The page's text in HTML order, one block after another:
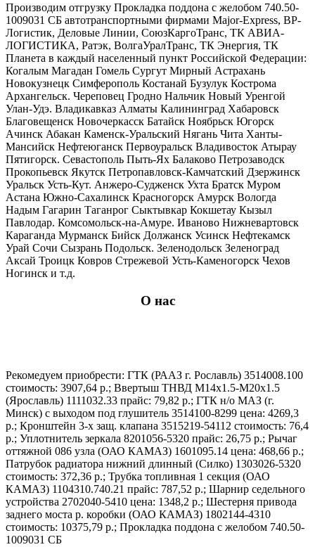
Производим отгрузку Прокладка поддона с желобом 740.50-
1009031 СБ автотранспортными фирмами Major-Express, ВР-
Логистик, Деловые Линии, СоюзКаргоТранс, ТК АВИА-
ЛОГИСТИКА, Ратэк, ВолгаУралТранс, ТК Энергия, ТК
Планета в каждый населенный пункт Российской Федерации:
Когалым Магадан Гомель Сургут Мирный Астрахань
Новокузнецк Симферополь Костанай Бузулук Кострома
Архангельск. Череповец Гродно Нальчик Новый Уренгой
Улан-Удэ. Владикавказ Алматы Калининград Хабаровск
Благовещенск Новочеркасск Батайск Ноябрьск Югорск
Ачинск Абакан Каменск-Уральский Нягань Чита Ханты-
Мансийск Нефтеюганск Первоуральск Владивосток Атырау
Пятигорск. Севастополь Пыть-Ях Балаково Петрозаводск
Прокопьевск Якутск Петропавловск-Камчатский Дзержинск
Уральск Усть-Кут. Анжеро-Судженск Ухта Братск Муром
Астана Южно-Сахалинск Красногорск Амурск Вологда
Надым Гагарин Таганрог Сыктывкар Кокшетау Кызыл
Павлодар. Комсомольск-на-Амуре. Иваново Нижневартовск
Караганда Мурманск Бийск Должанск Усинск Нефтекамск
Урай Сочи Сызрань Подольск. Зеленодольск Зеленоград
Аксай Троицк Ковров Стрежевой Усть-Каменогорск Чехов
Ногинск и т.д.
О нас
Рекомедуем приобрести: ГТК (РААЗ г. Рославль) 3514008.100
стоимость: 3907,64 р.; Ввертыш ТНВД М14х1.5-М20х1.5
(Ярославль) 1111032.33 прайс: 79,82 р.; ГТК н/о МАЗ (г.
Минск) с выходом под глушитель 3514100-8299 цена: 4269,3
р.; Кронштейн 3-х защ. клапана 3515219-54112 стоимость: 76,4
р.; Уплотнитель зеркала 8201056-5320 прайс: 26,75 р.; Рычаг
оттяжной 086 узла (ОАО КАМАЗ) 1601095.14 цена: 468,66 р.;
Патрубок радиатора нижний длинный (Силко) 1303026-5320
стоимость: 372,36 р.; Трубка топливная 1 секция (ОАО
КАМАЗ) 1104310.740.21 прайс: 787,52 р.; Шарнир седельного
устройства 2702040-5410 цена: 1348,2 р.; Шестерня привода
заднего моста р. коробки (ОАО КАМАЗ) 1802144-4310
стоимость: 10375,79 р.; Прокладка поддона с желобом 740.50-
1009031 СБ